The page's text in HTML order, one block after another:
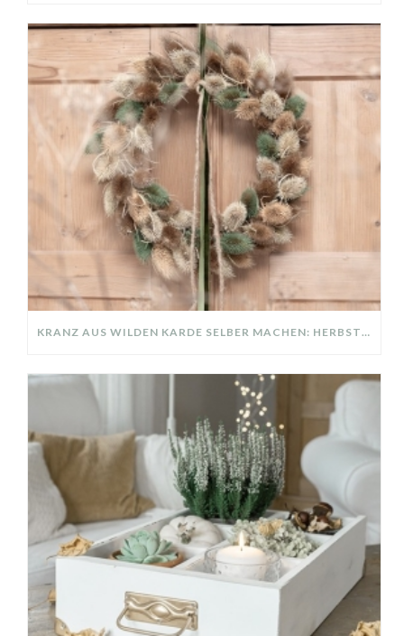
KRANZ AUS WILDEN KARDE SELBER MACHEN: HERBSTDEKO GANZ EINFACH